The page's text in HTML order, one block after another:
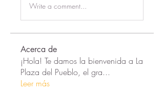
Write a comment...
Acerca de
¡Hola! Te damos la bienvenida a La
Plaza del Pueblo, el gra...
Leer más